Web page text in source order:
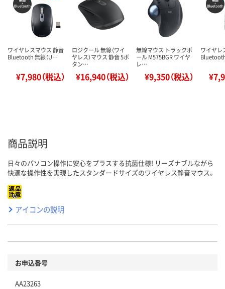
ワイヤレスマウス 静音
Bluetooth 無線（U…
¥7,980（税込）
ロジクール 無線（ワイ
ヤレス）マウス 静音 5ボ
タン…
¥16,940（税込）
無線マウス トラックボ
ール M575BGR ワイヤ
レ…
¥9,350（税込）
ワイヤレ
商品説明
日々のパソコン操作に安心をプラスする抗菌仕様! リーズナブルながら
快適な操作性を実現したスタンダードサイズのワイヤレス静音マウス。
アイコンの説明
お申込番号
AA23263